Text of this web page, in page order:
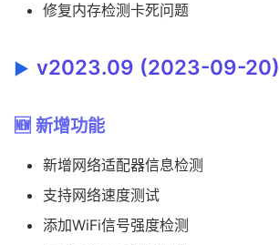
修复内存检测卡死问题
v2023.09 (2023-09-20)
🆕 新增功能
新增网络适配器信息检测
支持网络速度测试
添加WiFi信号强度检测